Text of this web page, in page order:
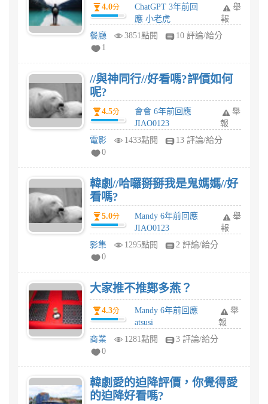
4.0分
ChatGPT 3年前回
應 小老虎
舉
報
餐廳
3851點閱
10 評論/給分
1
//與神同行//好看嗎?評價如何
呢?
4.5分
會會 6年前回應
JIAO0123
舉
報
電影
1433點閱
13 評論/給分
0
韓劇//哈囉掰掰我是鬼媽媽//好
看嗎?
5.0分
Mandy 6年前回應
JIAO0123
舉
報
影集
1295點閱
2 評論/給分
0
大家推不推鄭多燕？
4.3分
Mandy 6年前回應
atsusi
舉
報
商業
1281點閱
3 評論/給分
0
韓劇愛的迫降評價，你覺得愛
的迫降好看嗎?